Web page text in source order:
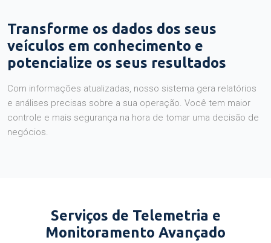
Transforme os dados dos seus
veículos em conhecimento e
potencialize os seus resultados
Com informações atualizadas, nosso sistema gera relatórios
e análises precisas sobre a sua operação. Você tem maior
controle e mais segurança na hora de tomar uma decisão de
negócios.
Serviços de Telemetria e
Monitoramento Avançado